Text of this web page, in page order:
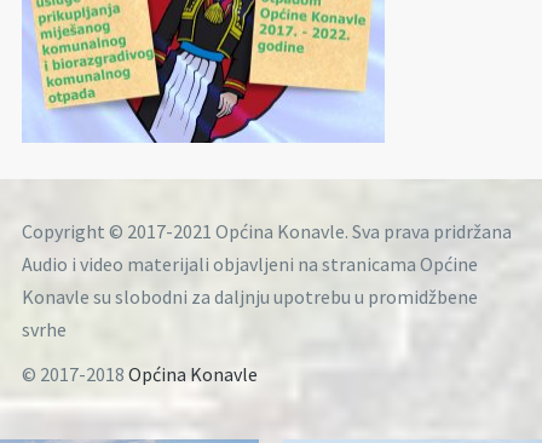
Copyright © 2017-2021 Općina Konavle. Sva prava pridržana
Audio i video materijali objavljeni na stranicama Općine
Konavle su slobodni za daljnju upotrebu u promidžbene
svrhe
© 2017-2018 Općina Konavle